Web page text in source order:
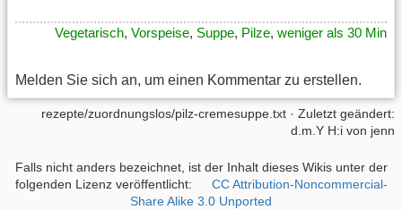
Vegetarisch, Vorspeise, Suppe, Pilze, weniger als 30 Min
Melden Sie sich an, um einen Kommentar zu erstellen.
rezepte/zuordnungslos/pilz-cremesuppe.txt · Zuletzt geändert:
d.m.Y H:i von jenn
Falls nicht anders bezeichnet, ist der Inhalt dieses Wikis unter der
folgenden Lizenz veröffentlicht:
CC Attribution-Noncommercial-
Share Alike 3.0 Unported